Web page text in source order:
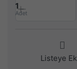
1
Adet
Listeye